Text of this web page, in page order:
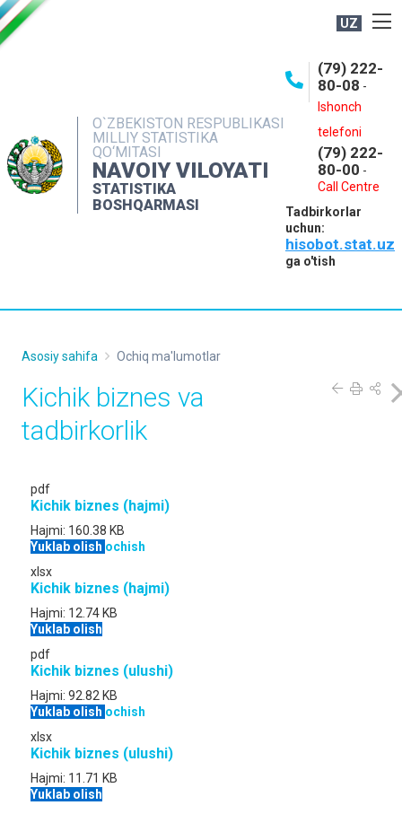
UZ
O`ZBEKISTON RESPUBLIKASI
MILLIY STATISTIKA
QO‘MITASI
NAVOIY VILOYATI
STATISTIKA
BOSHQARMASI
(79) 222-
80-08 -
Ishonch
telefoni
(79) 222-
80-00 -
Call Centre
Tadbirkorlar
uchun:
hisobot.stat.uz
ga o'tish
OCHIQ MA'LUMOTLAR
INTERAKTIV XIZMATLAR
MUROJAATLAR
Asosiy sahifa Ochiq ma'lumotlar
Kichik biznes va
tadbirkorlik
pdf
Kichik biznes (hajmi)
Hajmi: 160.38 KB
Yuklab olish ochish
xlsx
Kichik biznes (hajmi)
Hajmi: 12.74 KB
Yuklab olish
pdf
Kichik biznes (ulushi)
Hajmi: 92.82 KB
Yuklab olish ochish
xlsx
Kichik biznes (ulushi)
Hajmi: 11.71 KB
Yuklab olish